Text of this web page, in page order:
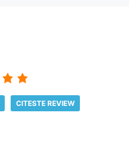
CITESTE REVIEW